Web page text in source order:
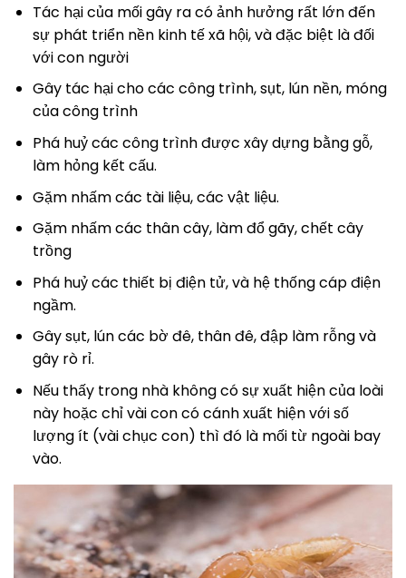
Tác hại của mối gây ra có ảnh hưởng rất lớn đến
sự phát triển nền kinh tế xã hội, và đặc biệt là đối
với con người
Gây tác hại cho các công trình, sụt, lún nền, móng
của công trình
Phá huỷ các công trình được xây dựng bằng gỗ,
làm hỏng kết cấu.
Gặm nhấm các tài liệu, các vật liệu.
Gặm nhấm các thân cây, làm đổ gãy, chết cây
trồng
Phá huỷ các thiết bị điện tử, và hệ thống cáp điện
ngầm.
Gây sụt, lún các bờ đê, thân đê, đập làm rỗng và
gây rò rỉ.
Nếu thấy trong nhà không có sự xuất hiện của loài
này hoặc chỉ vài con có cánh xuất hiện với số
lượng ít (vài chục con) thì đó là mối từ ngoài bay
vào.